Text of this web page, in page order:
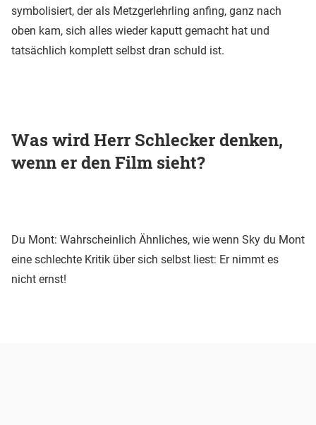
symbolisiert, der als Metzgerlehrling anfing, ganz nach
oben kam, sich alles wieder kaputt gemacht hat und
tatsächlich komplett selbst dran schuld ist.
Was wird Herr Schlecker denken,
wenn er den Film sieht?
Du Mont: Wahrscheinlich Ähnliches, wie wenn Sky du Mont
eine schlechte Kritik über sich selbst liest: Er nimmt es
nicht ernst!